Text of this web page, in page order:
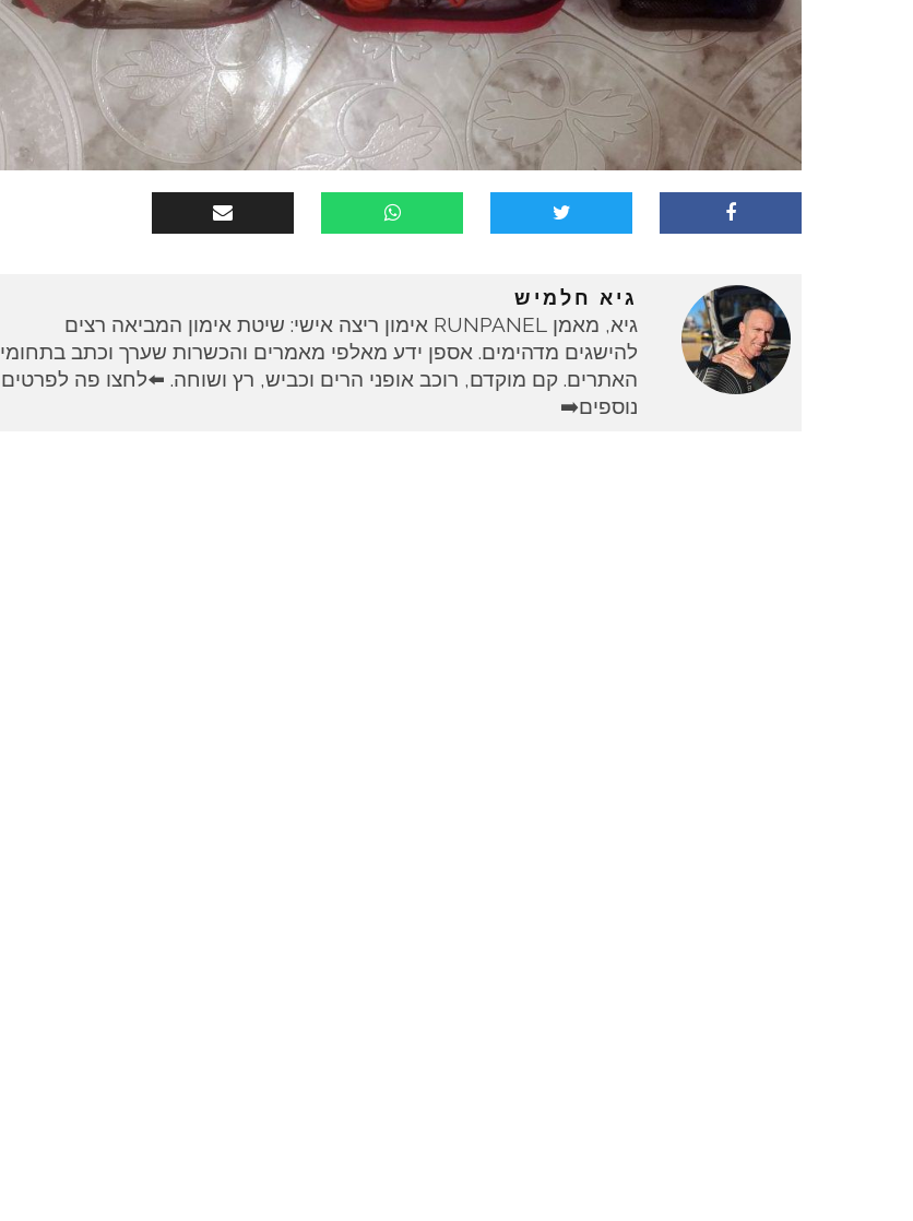
גיא חלמיש
גיא, מאמן RUNPANEL אימון ריצה אישי: שיטת אימון המביאה רצים
להישגים מדהימים. אספן ידע מאלפי מאמרים והכשרות שערך וכתב בתחומי
האתרים. קם מוקדם, רוכב אופני הרים וכביש, רץ ושוחה. ⬅️לחצו פה לפרטים
נוספים➡️